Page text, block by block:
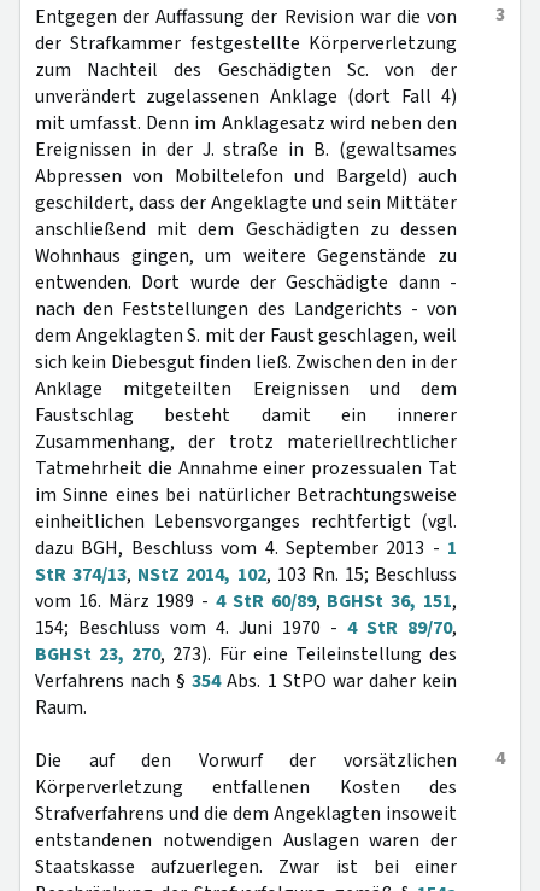
3
Entgegen der Auffassung der Revision war die von
der Strafkammer festgestellte Körperverletzung
zum Nachteil des Geschädigten Sc. von der
unverändert zugelassenen Anklage (dort Fall 4)
mit umfasst. Denn im Anklagesatz wird neben den
Ereignissen in der J. straße in B. (gewaltsames
Abpressen von Mobiltelefon und Bargeld) auch
geschildert, dass der Angeklagte und sein Mittäter
anschließend mit dem Geschädigten zu dessen
Wohnhaus gingen, um weitere Gegenstände zu
entwenden. Dort wurde der Geschädigte dann -
nach den Feststellungen des Landgerichts - von
dem Angeklagten S. mit der Faust geschlagen, weil
sich kein Diebesgut finden ließ. Zwischen den in der
Anklage mitgeteilten Ereignissen und dem
Faustschlag besteht damit ein innerer
Zusammenhang, der trotz materiellrechtlicher
Tatmehrheit die Annahme einer prozessualen Tat
im Sinne eines bei natürlicher Betrachtungsweise
einheitlichen Lebensvorganges rechtfertigt (vgl.
dazu BGH, Beschluss vom 4. September 2013 - 1
StR 374/13, NStZ 2014, 102, 103 Rn. 15; Beschluss
vom 16. März 1989 - 4 StR 60/89, BGHSt 36, 151,
154; Beschluss vom 4. Juni 1970 - 4 StR 89/70,
BGHSt 23, 270, 273). Für eine Teileinstellung des
Verfahrens nach §354Abs. 1 StPO war daher kein
Raum.
4
Die auf den Vorwurf der vorsätzlichen
Körperverletzung entfallenen Kosten des
Strafverfahrens und die dem Angeklagten insoweit
entstandenen notwendigen Auslagen waren der
Staatskasse aufzuerlegen. Zwar ist bei einer